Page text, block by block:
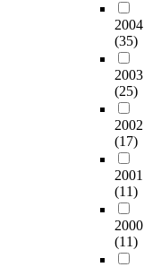
2004
(35)
2003
(25)
2002
(17)
2001
(11)
2000
(11)